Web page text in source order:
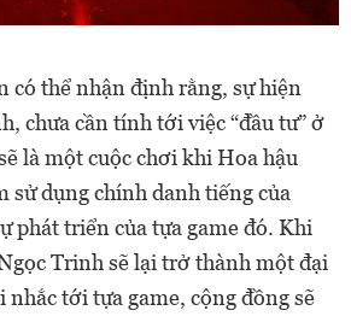
có thể nhận định rằng, sự hiện
chưa cần tính tới việc “đầu tư” ở
là một cuộc chơi khi Hoa hậu
sử dụng chính danh tiếng của
phát triển của tựa game đó. Khi
Trinh sẽ lại trở thành một đại
nhắc tới tựa game, cộng đồng sẽ